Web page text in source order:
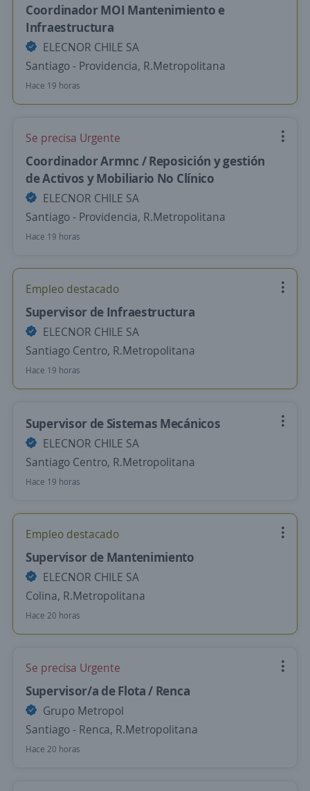
Coordinador MOI Mantenimiento e
Infraestructura
ELECNOR CHILE SA
Santiago - Providencia, R.Metropolitana
Hace 19 horas
Se precisa Urgente
Coordinador Armnc / Reposición y gestión
de Activos y Mobiliario No Clínico
ELECNOR CHILE SA
Santiago - Providencia, R.Metropolitana
Hace 19 horas
Empleo destacado
Supervisor de Infraestructura
ELECNOR CHILE SA
Santiago Centro, R.Metropolitana
Hace 19 horas
Supervisor de Sistemas Mecánicos
ELECNOR CHILE SA
Santiago Centro, R.Metropolitana
Hace 19 horas
Empleo destacado
Supervisor de Mantenimiento
ELECNOR CHILE SA
Colina, R.Metropolitana
Hace 20 horas
Se precisa Urgente
Supervisor/a de Flota / Renca
Grupo Metropol
Santiago - Renca, R.Metropolitana
Hace 20 horas